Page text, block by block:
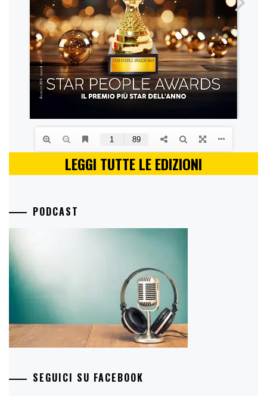
LEGGI TUTTE LE EDIZIONI
PODCAST
SEGUICI SU FACEBOOK